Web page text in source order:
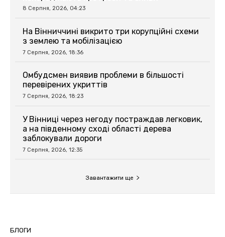
8 Серпня, 2026, 04:23
На Вінниччині викрито три корупційні схеми
з землею та мобілізацією
7 Серпня, 2026, 18:36
Омбудсмен виявив проблеми в більшості
перевірених укриттів
7 Серпня, 2026, 18:23
У Вінниці через негоду постраждав легковик,
а на південному сході області дерева
заблокували дороги
7 Серпня, 2026, 12:35
Завантажити ще